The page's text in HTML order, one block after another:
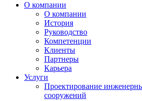
О компании
О компании
История
Руководство
Компетенции
Клиенты
Партнеры
Карьера
Услуги
Проектирование
сооружений